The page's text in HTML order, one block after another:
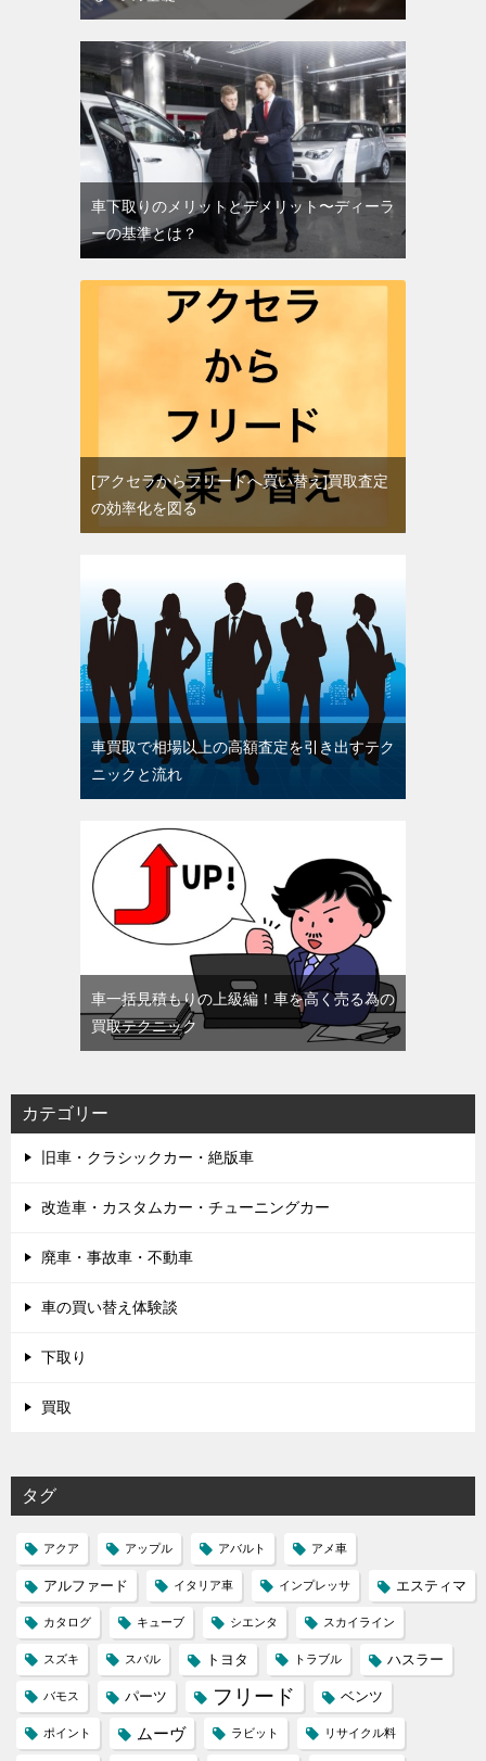
車下取りのメリットとデメリット〜ディーラ
ーの基準とは？
[アクセラからフリードへ買い替え]買取査定
の効率化を図る
車買取で相場以上の高額査定を引き出すテク
ニックと流れ
車一括見積もりの上級編！車を高く売る為の
買取テクニック
カテゴリー
旧車・クラシックカー・絶版車
改造車・カスタムカー・チューニングカー
廃車・事故車・不動車
車の買い替え体験談
下取り
買取
タグ
アクア アップル アバルト アメ車
アルファード イタリア車 インプレッサ エスティマ
カタログ キューブ シエンタ スカイライン
スズキ スバル トヨタ トラブル ハスラー
バモス パーツ フリード ベンツ
ポイント ムーヴ ラビット リサイクル料